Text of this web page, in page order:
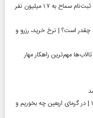
آغاز رسمی برنامه‌های اربعین ۱۴۰۵ در مرز‌ها | ثبت‌نام سماح به ۱.۷ میلیون نفر
قیمت قبر در بهشت زهرا (س) در سال ۱۴۰۵ چقدر است؟ | نرخ خرید، رزرو و
مهم‌ترین راهکار مهار
توصیه‌های تغذیه‌ای برای زائران اربعین ۱۴۰۵ | در گرمای اربعین چه بخوریم و